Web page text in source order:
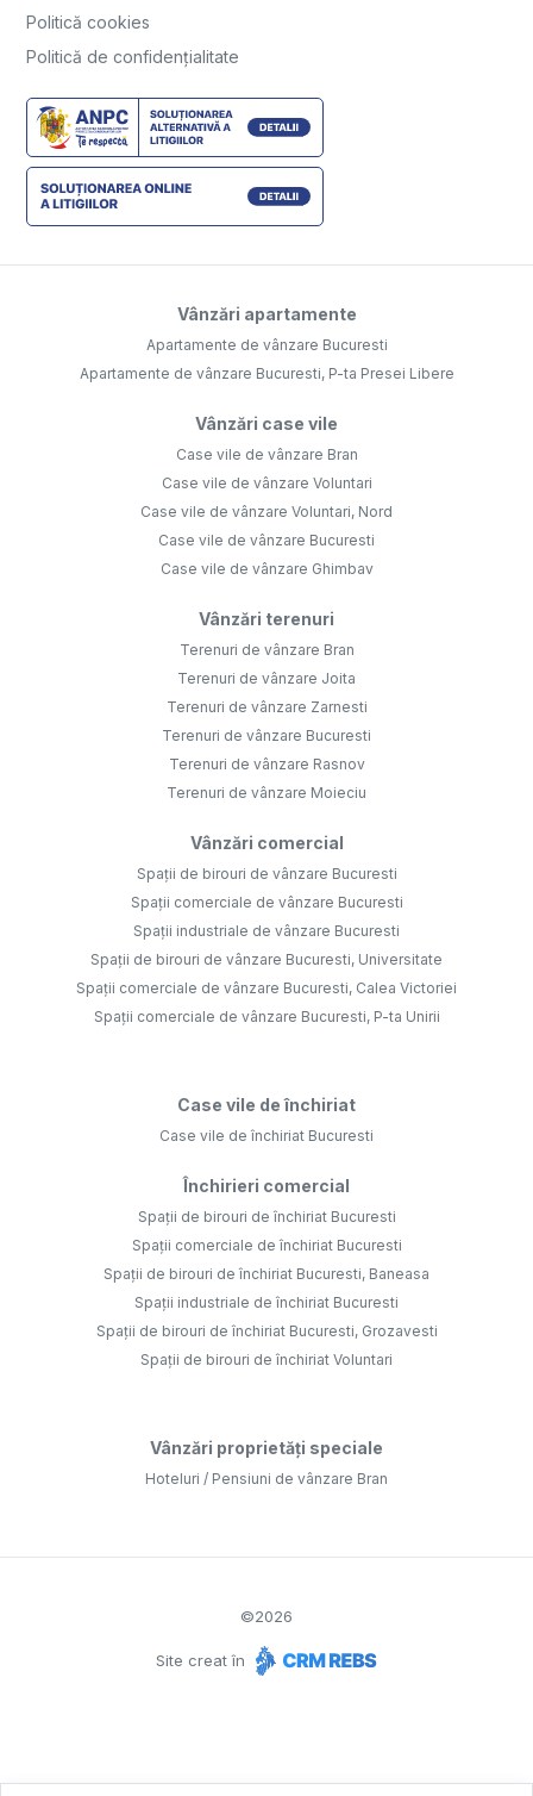
Politică cookies
Politică de confidențialitate
Vânzări apartamente
Apartamente de vânzare Bucuresti
Apartamente de vânzare Bucuresti, P-ta Presei Libere
Vânzări case vile
Case vile de vânzare Bran
Case vile de vânzare Voluntari
Case vile de vânzare Voluntari, Nord
Case vile de vânzare Bucuresti
Case vile de vânzare Ghimbav
Vânzări terenuri
Terenuri de vânzare Bran
Terenuri de vânzare Joita
Terenuri de vânzare Zarnesti
Terenuri de vânzare Bucuresti
Terenuri de vânzare Rasnov
Terenuri de vânzare Moieciu
Vânzări comercial
Spații de birouri de vânzare Bucuresti
Spații comerciale de vânzare Bucuresti
Spații industriale de vânzare Bucuresti
Spații de birouri de vânzare Bucuresti, Universitate
Spații comerciale de vânzare Bucuresti, Calea Victoriei
Spații comerciale de vânzare Bucuresti, P-ta Unirii
Case vile de închiriat
Case vile de închiriat Bucuresti
Închirieri comercial
Spații de birouri de închiriat Bucuresti
Spații comerciale de închiriat Bucuresti
Spații de birouri de închiriat Bucuresti, Baneasa
Spații industriale de închiriat Bucuresti
Spații de birouri de închiriat Bucuresti, Grozavesti
Spații de birouri de închiriat Voluntari
Vânzări proprietăți speciale
Hoteluri / Pensiuni de vânzare Bran
©2026
Site creat în